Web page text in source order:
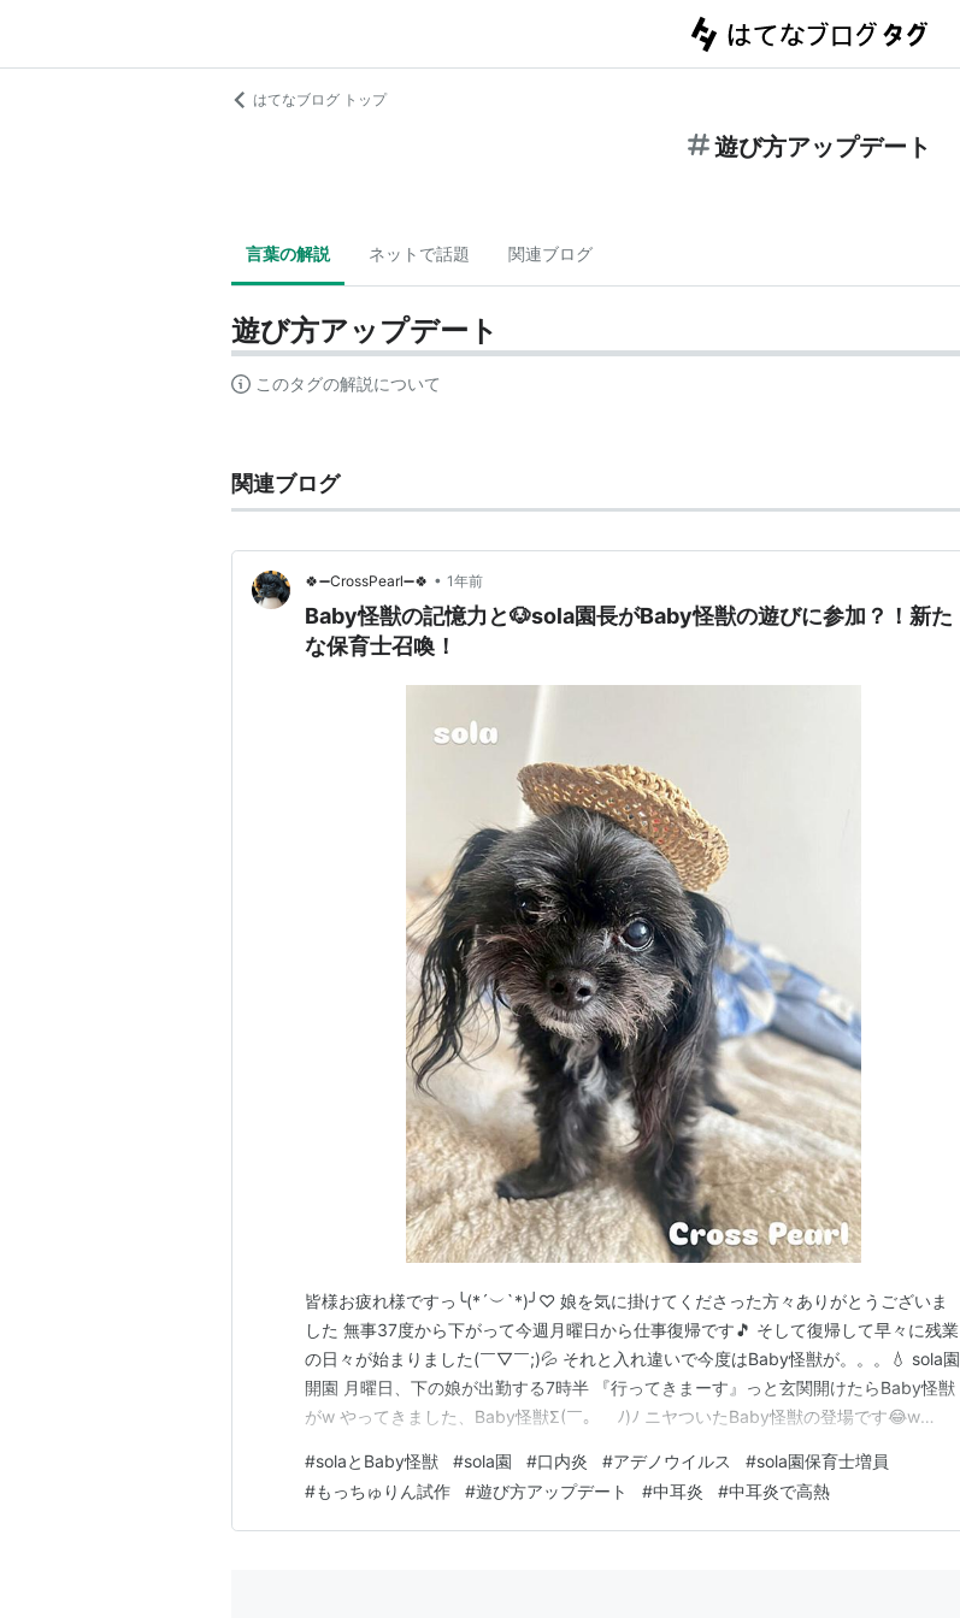
はてなブログ トップ
遊び方アップデート
言葉の解説 ネットで話題 関連ブログ
遊び方アップデート
このタグの解説について
関連ブログ
🍀➖CrossPearl➖🍀 • 1年前
Baby怪獣の記憶力と🐶sola園長がBaby怪獣の遊びに参加？！新た
な保育士召喚！
皆様お疲れ様ですっ╰(*´︶`*)╯♡ 娘を気に掛けてくださった方々ありがとうございま
した 無事37度から下がって今週月曜日から仕事復帰です🎵 そして復帰して早々に残業
の日々が始まりました(￣▽￣;)💦 それと入れ違いで今度はBaby怪獣が。。。💧 sola園
開園 月曜日、下の娘が出勤する7時半 『行ってきまーす』っと玄関開けたらBaby怪獣
がw やってきました、Baby怪獣Σ(￣。￣ﾉ)ﾉ ニヤついたBaby怪獣の登場です😂w
しくてダウン気味 これは。。。sola園保育士募集せねばヽ(；▽；)ノ いや、待…
#solaとBaby怪獣 #sola園 #口内炎 #アデノウイルス #sola園保育士増員
#もっちゅりん試作 #遊び方アップデート #中耳炎 #中耳炎で高熱